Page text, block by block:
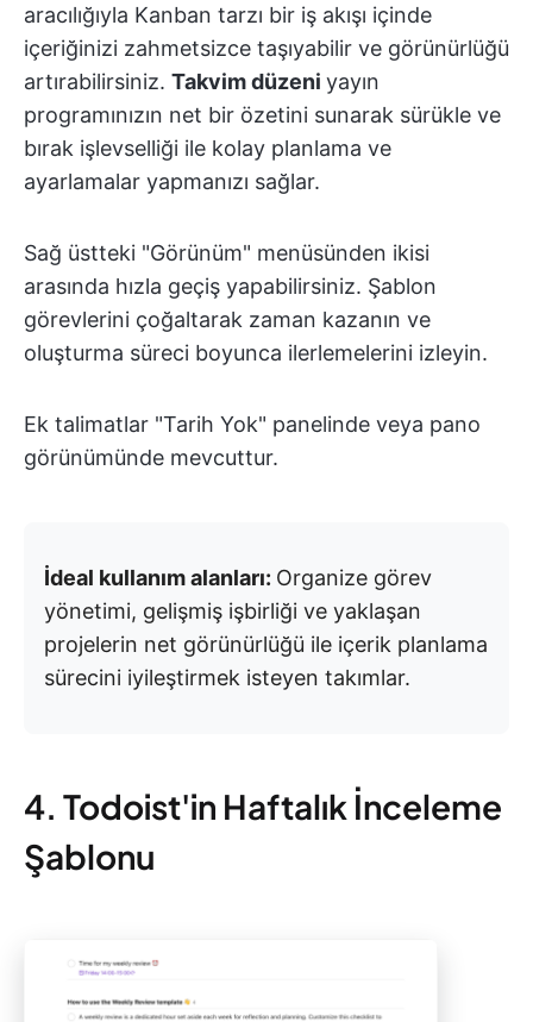
aracılığıyla Kanban tarzı bir iş akışı içinde
içeriğinizi zahmetsizce taşıyabilir ve görünürlüğü
artırabilirsiniz. Takvim düzeni yayın
programınızın net bir özetini sunarak sürükle ve
bırak işlevselliği ile kolay planlama ve
ayarlamalar yapmanızı sağlar.
Sağ üstteki "Görünüm" menüsünden ikisi
arasında hızla geçiş yapabilirsiniz. Şablon
görevlerini çoğaltarak zaman kazanın ve
oluşturma süreci boyunca ilerlemelerini izleyin.
Ek talimatlar "Tarih Yok" panelinde veya pano
görünümünde mevcuttur.
İdeal kullanım alanları: Organize görev
yönetimi, gelişmiş işbirliği ve yaklaşan
projelerin net görünürlüğü ile içerik planlama
sürecini iyileştirmek isteyen takımlar.
4. Todoist'in Haftalık İnceleme
Şablonu